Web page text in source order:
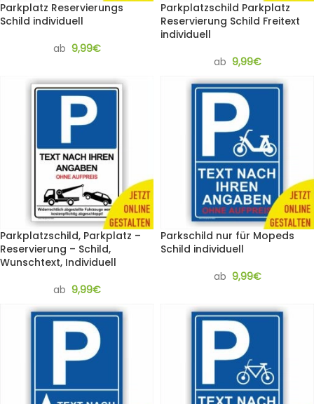
Parkplatz Reservierungs
Schild individuell
ab 9,99€
Parkplatzschild Parkplatz
Reservierung Schild Freitext
individuell
ab 9,99€
Parkplatzschild, Parkplatz –
Reservierung – Schild,
Wunschtext, Individuell
ab 9,99€
Parkschild nur für Mopeds
Schild individuell
ab 9,99€